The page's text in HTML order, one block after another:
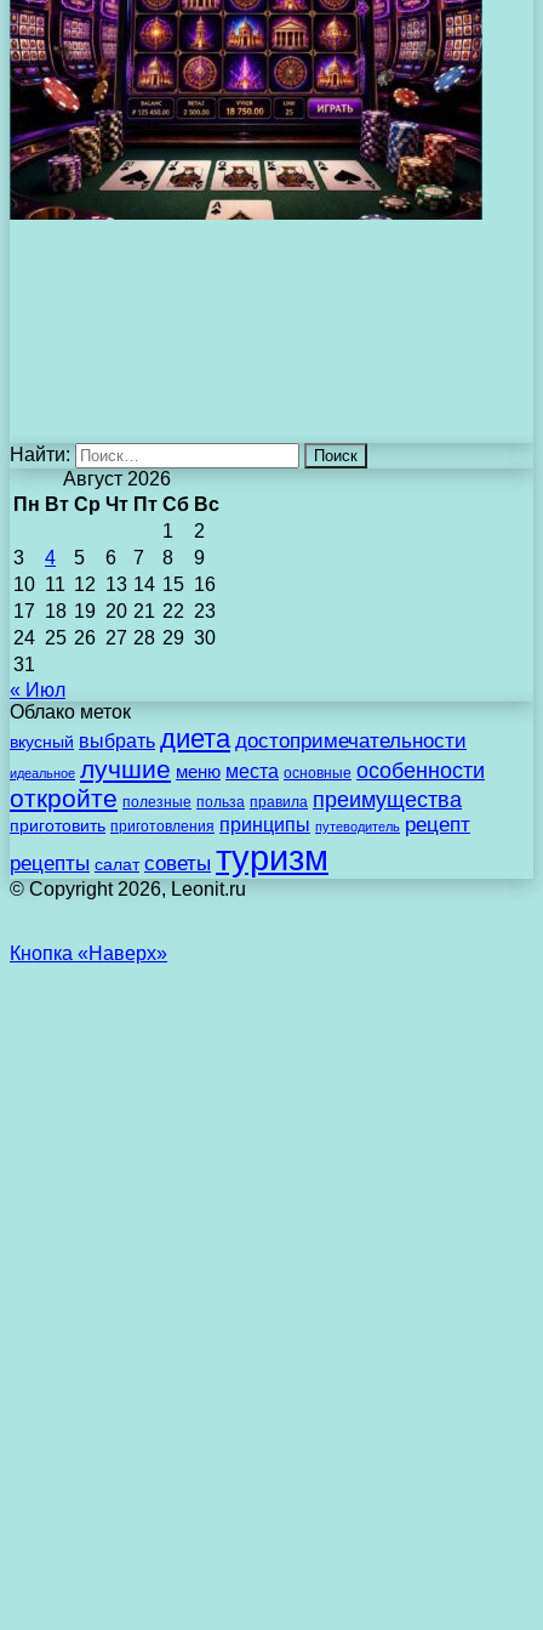
Найти:
Август 2026
Пн Вт Ср Чт Пт Сб Вс
1
2
3
4 5 6 7 8
9
10 11 12 13 14 15 16
17 18 19 20 21 22 23
24 25 26 27 28 29 30
31
« Июл
Облако меток
вкусный выбрать диета достопримечательности
идеальное лучшие меню места основные особенности
откройте полезные польза правила преимущества
приготовить приготовления принципы путеводитель рецепт
рецепты салат советы туризм
© Copyright 2026, Leonit.ru
Кнопка «Наверх»